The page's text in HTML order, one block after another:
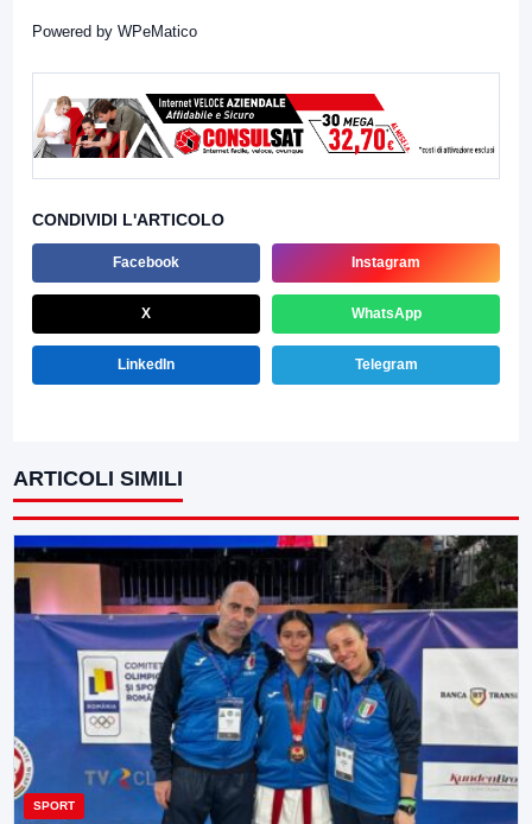
Powered by WPeMatico
CONDIVIDI L'ARTICOLO
Facebook Instagram
X WhatsApp
LinkedIn Telegram
ARTICOLI SIMILI
SPORT